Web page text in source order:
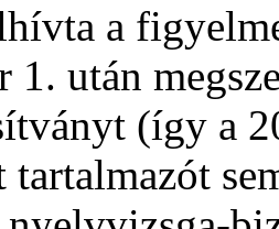
a
1. után
(így a
tartalmazót